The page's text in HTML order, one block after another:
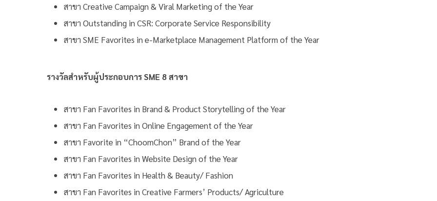
สาขา Creative Campaign & Viral Marketing of the Year
สาขา Outstanding in CSR: Corporate Service Responsibility
สาขา SME Favorites in e-Marketplace Management Platform of the Year
รางวัลสำหรับผู้ประกอบการ SME 8 สาขา
สาขา Fan Favorites in Brand & Product Storytelling of the Year
สาขา Fan Favorites in Online Engagement of the Year
สาขา Favorite in “ChoomChon” Brand of the Year
สาขา Fan Favorites in Website Design of the Year
สาขา Fan Favorites in Health & Beauty/ Fashion
สาขา Fan Favorites in Creative Farmers’ Products/ Agriculture